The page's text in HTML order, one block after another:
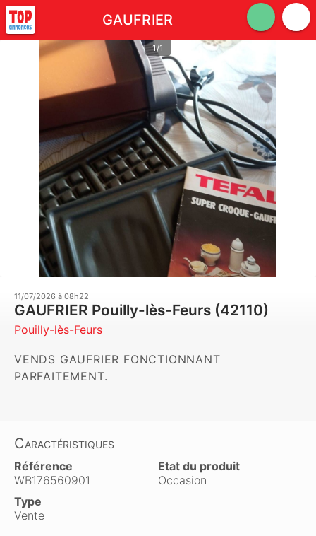
GAUFRIER
1/1
11/07/2026 à 08h22
GAUFRIER Pouilly-lès-Feurs (42110)
Pouilly-lès-Feurs
VENDS GAUFRIER FONCTIONNANT
PARFAITEMENT.
Caractéristiques
Référence
WB176560901
Etat du produit
Occasion
Type
Vente